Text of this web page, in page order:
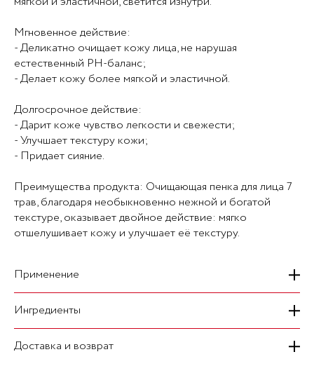
Мгновенное действие:
- Деликатно очищает кожу лица, не нарушая
естественный PH-баланс;
- Делает кожу более мягкой и эластичной.
Долгосрочное действие:
- Дарит коже чувство легкости и свежести;
- Улучшает текстуру кожи;
- Придает сияние.
Преимущества продукта: Очищающая пенка для лица 7
трав, благодаря необыкновенно нежной и богатой
текстуре, оказывает двойное действие: мягко
отшелушивает кожу и улучшает её текстуру.
Применение
Нанесите на сухую кожу лица легкими круговыми
движениями, оставьте на 30 секунд, затем тщательно
смойте водой. Используйте каждый день утром и
Ингредиенты
Ключевые ингредиенты: Комплекс 7 целебных трав:
Доставка и возврат